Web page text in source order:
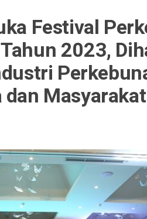
Festival
2023,
Masyarakat